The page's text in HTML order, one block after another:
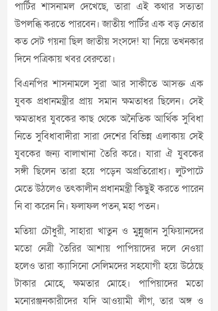
পার্টির শাসনামল দেখেছে, তারা এই কথার সত্যতা
উপলব্ধি করতে পারবেন। জাতীয় পার্টির এক বড় নেতার
কত সেট গয়না ছিল জাতীয় সংসদে! যা নিয়ে তখনকার
দিনে পত্রিকায় খবর বেরুতো।
বিএনপির শাসনামলে সুরা আর সাকীতে আসক্ত এক
যুবক প্রধানমন্ত্রীর প্রায় সমান ক্ষমতাধর ছিলেন। সেই
ক্ষমতাধর যুবকের কাছ থেকে অনৈতিক আর্থিক সুবিধা
নিতে সুবিধাবাদীরা সারা দেশের বিভিন্ন এলাকায় সেই
যুবকের জন্য বালাখানা তৈরি করে। যারা ঐ যুবকের
সঙ্গী ছিলেন তারা হয়ে পড়েন অপ্রতিরোধ্য। লুটপাটে
মেতে উঠলেও তৎকালীন প্রধানমন্ত্রী কিছুই করতে পারেন
নি বা করেন নি। ফলাফল পতন, মহা পতন।
মতিয়া চৌধুরী, সাহারা খাতুন ও মুন্নুজান সুফিয়ানদের
মতো নেত্রী তৈরির আশায় পাপিয়াদের দলে নেওয়া
হলেও তারা ক্যাসিনো সেলিমদের সহযোগী হয়ে উঠেছে
টাকার মোহে, ক্ষমতার মোহে। পাপিয়াদের মতো
মনোরঞ্জনকারীদের যদি আওয়ামী লীগ, তার অঙ্গ ও